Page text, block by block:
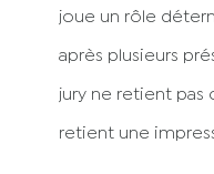
joue un rôle
après plusieurs
jury ne retient pas
retient une